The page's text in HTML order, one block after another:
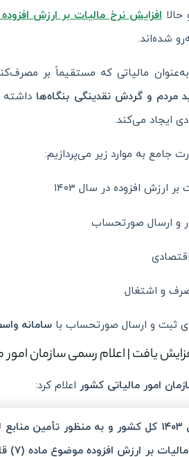
حالاافزایش نرخ مالیات بر ارزش افزوده از ۹ به ۱۰
شده‌اند.
مردم و گردش نقدینگی بنگاه‌ها داشته
ایجاد می‌کند.
جامع به موارد زیر می‌پردازیم:
ارزش افزوده در سال ۱۴۰۳
و ارسال صورتحساب
ثبت و ارسال صورتحساب باسامانه
امور مالیاتی کشور اعلام کرد:
«به موجب قانون بودجه سال ۱۴۰۳ کل کشور و